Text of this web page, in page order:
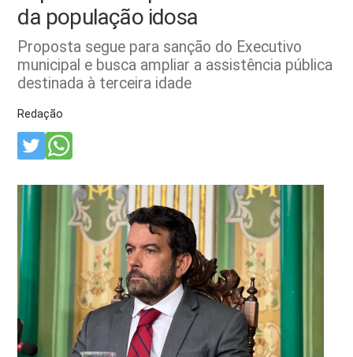
da população idosa
Proposta segue para sanção do Executivo
municipal e busca ampliar a assistência pública
destinada à terceira idade
Redação